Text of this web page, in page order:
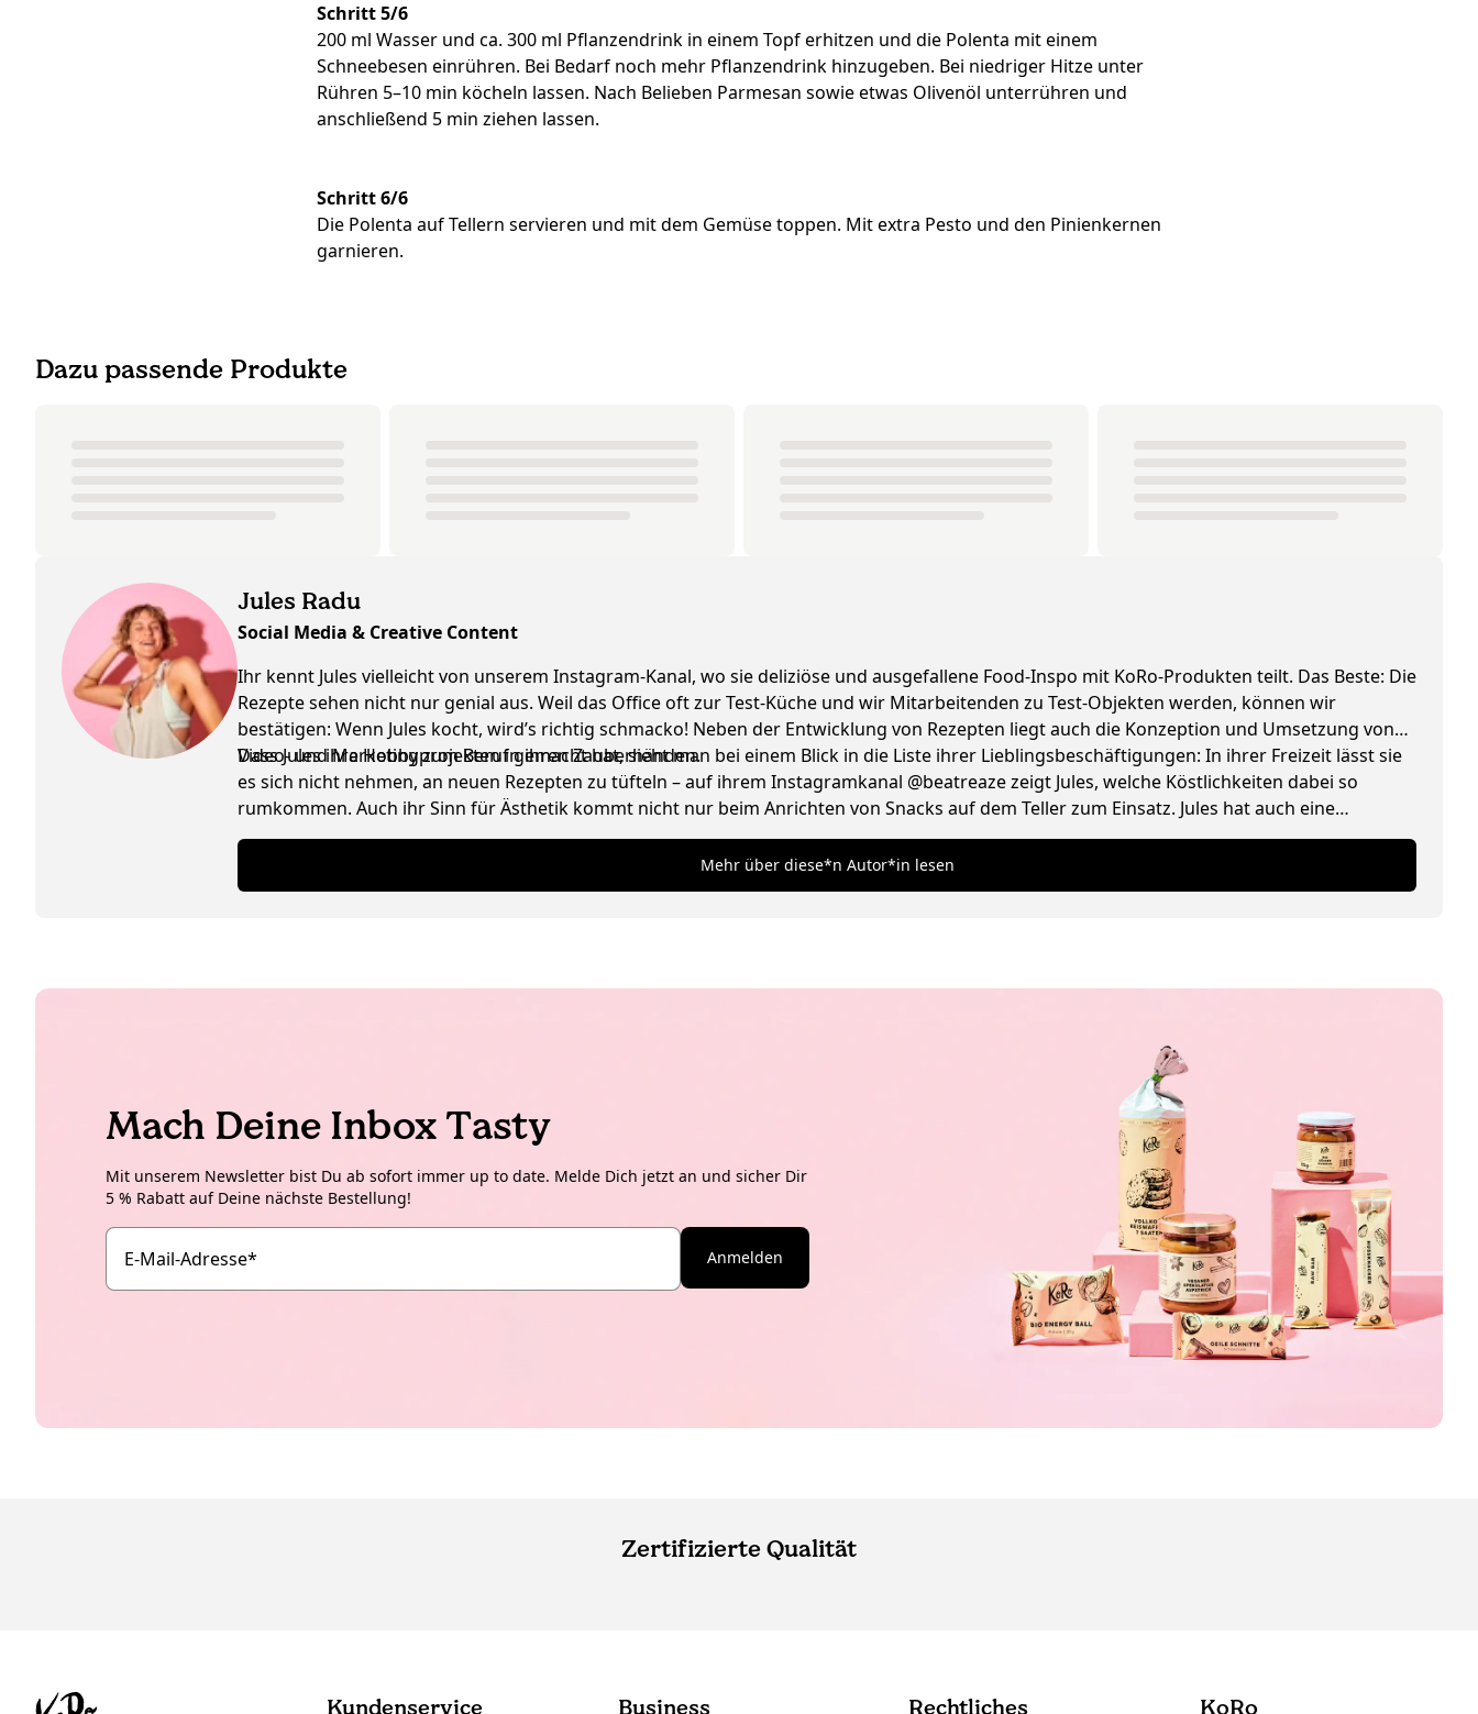
Schritt 5/6
200 ml Wasser und ca. 300 ml Pflanzendrink in einem Topf erhitzen und die Polenta mit einem
Schneebesen einrühren. Bei Bedarf noch mehr Pflanzendrink hinzugeben. Bei niedriger Hitze unter
Rühren 5–10 min köcheln lassen. Nach Belieben Parmesan sowie etwas Olivenöl unterrühren und
anschließend 5 min ziehen lassen.
Schritt 6/6
Die Polenta auf Tellern servieren und mit dem Gemüse toppen. Mit extra Pesto und den Pinienkernen
garnieren.
Dazu passende Produkte
Jules Radu
Social Media & Creative Content
Ihr kennt Jules vielleicht von unserem Instagram-Kanal, wo sie deliziöse und ausgefallene Food-Inspo mit KoRo-Produkten teilt. Das Beste: Die
Rezepte sehen nicht nur genial aus. Weil das Office oft zur Test-Küche und wir Mitarbeitenden zu Test-Objekten werden, können wir
bestätigen: Wenn Jules kocht, wird’s richtig schmacko! Neben der Entwicklung von Rezepten liegt auch die Konzeption und Umsetzung von
Video- und Marketingprojekten in ihren Zauberhänden.
Dass Jules ihre Hobby zum Beruf gemacht hat, sieht man bei einem Blick in die Liste ihrer Lieblingsbeschäftigungen: In ihrer Freizeit lässt sie
es sich nicht nehmen, an neuen Rezepten zu tüfteln – auf ihrem Instagramkanal @beatreaze zeigt Jules, welche Köstlichkeiten dabei so
rumkommen. Auch ihr Sinn für Ästhetik kommt nicht nur beim Anrichten von Snacks auf dem Teller zum Einsatz. Jules hat auch eine
Schwäche für Interior Design und liebt ausgefallene Vintage Lampen.
Mehr über diese*n Autor*in lesen
Mach Deine Inbox Tasty
Mit unserem Newsletter bist Du ab sofort immer up to date. Melde Dich jetzt an und sicher Dir
5 % Rabatt auf Deine nächste Bestellung!
E-Mail-Adresse* Anmelden
Zertifizierte Qualität
Kundenservice Business Rechtliches KoRo